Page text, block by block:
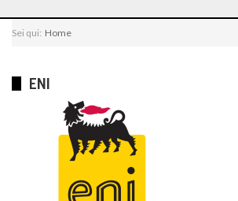
Sei qui: Home
ENI